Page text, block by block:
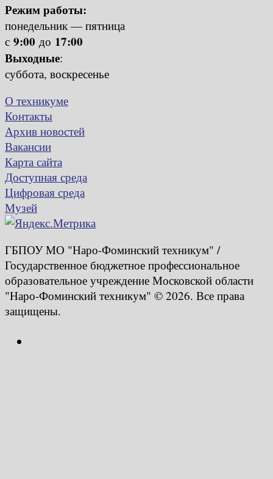
Режим работы:
понедельник — пятница
с 9:00 до 17:00
Выходные:
суббота, воскресенье
О техникуме
Контакты
Архив новостей
Вакансии
Карта сайта
Доступная среда
Цифровая среда
Музей
ГБПОУ МО "Наро-Фоминский техникум" /
Государственное бюджетное профессиональное
образовательное учреждение Московской области
"Наро-Фоминский техникум" © 2026. Все права
защищены.